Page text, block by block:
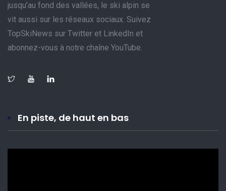
jusqu’au fond des vallées, le ski alpin se
vit aussi sur les réseaux sociaux. Suivez
TopSkiNews sur Twitter et LinkedIn et
abonnez-vous à notre chaîne YouTube.
En piste, de haut en bas